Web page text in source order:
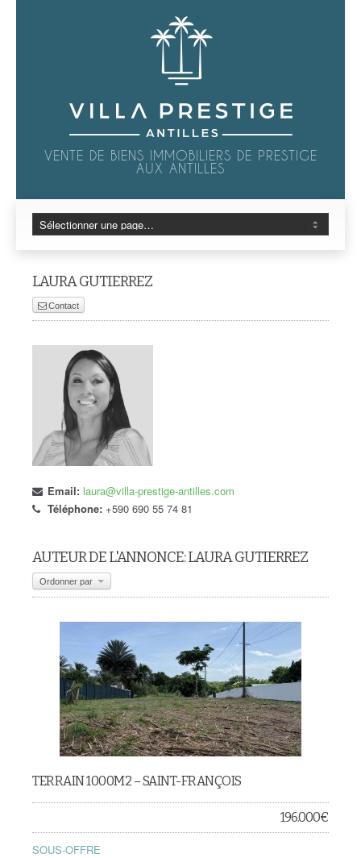
VENTE DE BIENS IMMOBILIERS DE PRESTIGE
AUX ANTILLES
LAURA GUTIERREZ
Contact
Email: laura@villa-prestige-antilles.com
Téléphone: +590 690 55 74 81
AUTEUR DE L'ANNONCE: LAURA GUTIERREZ
Ordonner par
TERRAIN 1000M2 – SAINT-FRANÇOIS
196.000€
SOUS-OFFRE